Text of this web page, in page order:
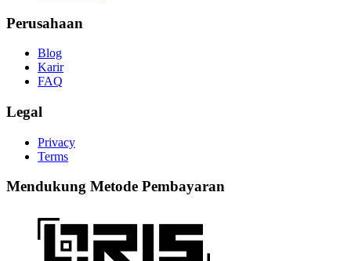
Perusahaan
Blog
Karir
FAQ
Legal
Privacy
Terms
Mendukung Metode Pembayaran